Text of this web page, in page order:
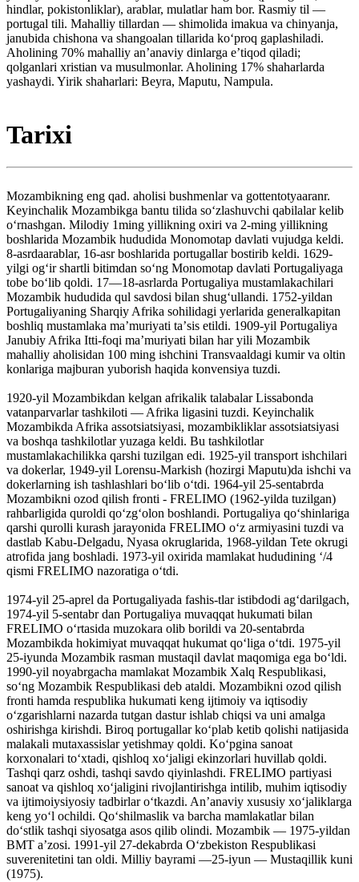
hindlar, pokistonliklar), arablar, mulatlar ham bor. Rasmiy til —
portugal tili. Mahalliy tillardan — shimolida imakua va chinyanja,
janubida chishona va shangoalan tillarida koʻproq gaplashiladi.
Aholining 70% mahalliy anʼanaviy dinlarga eʼtiqod qiladi;
qolganlari xristian va musulmonlar. Aholining 17% shaharlarda
yashaydi. Yirik shaharlari: Beyra, Maputu, Nampula.
Tarixi
Mozambikning eng qad. aholisi bushmenlar va gottentotyaaranr.
Keyinchalik Mozambikga bantu tilida soʻzlashuvchi qabilalar kelib
oʻrnashgan. Milodiy 1ming yillikning oxiri va 2-ming yillikning
boshlarida Mozambik hududida Monomotap davlati vujudga keldi.
8-asrdaarablar, 16-asr boshlarida portugallar bostirib keldi. 1629-
yilgi ogʻir shartli bitimdan soʻng Monomotap davlati Portugaliyaga
tobe boʻlib qoldi. 17—18-asrlarda Portugaliya mustamlakachilari
Mozambik hududida qul savdosi bilan shugʻullandi. 1752-yildan
Portugaliyaning Sharqiy Afrika sohilidagi yerlarida generalkapitan
boshliq mustamlaka maʼmuriyati taʼsis etildi. 1909-yil Portugaliya
Janubiy Afrika Itti-foqi maʼmuriyati bilan har yili Mozambik
mahalliy aholisidan 100 ming ishchini Transvaaldagi kumir va oltin
konlariga majburan yuborish haqida konvensiya tuzdi.
1920-yil Mozambikdan kelgan afrikalik talabalar Lissabonda
vatanparvarlar tashkiloti — Afrika ligasini tuzdi. Keyinchalik
Mozambikda Afrika assotsiatsiyasi, mozambikliklar assotsiatsiyasi
va boshqa tashkilotlar yuzaga keldi. Bu tashkilotlar
mustamlakachilikka qarshi tuzilgan edi. 1925-yil transport ishchilari
va dokerlar, 1949-yil Lorensu-Markish (hozirgi Maputu)da ishchi va
dokerlarning ish tashlashlari boʻlib oʻtdi. 1964-yil 25-sentabrda
Mozambikni ozod qilish fronti - FRELIMO (1962-yilda tuzilgan)
rahbarligida quroldi qoʻzgʻolon boshlandi. Portugaliya qoʻshinlariga
qarshi qurolli kurash jarayonida FRELIMO oʻz armiyasini tuzdi va
dastlab Kabu-Delgadu, Nyasa okruglarida, 1968-yildan Tete okrugi
atrofida jang boshladi. 1973-yil oxirida mamlakat hududining ʻ/4
qismi FRELIMO nazoratiga oʻtdi.
1974-yil 25-aprel da Portugaliyada fashis-tlar istibdodi agʻdarilgach,
1974-yil 5-sentabr dan Portugaliya muvaqqat hukumati bilan
FRELIMO oʻrtasida muzokara olib borildi va 20-sentabrda
Mozambikda hokimiyat muvaqqat hukumat qoʻliga oʻtdi. 1975-yil
25-iyunda Mozambik rasman mustaqil davlat maqomiga ega boʻldi.
1990-yil noyabrgacha mamlakat Mozambik Xalq Respublikasi,
soʻng Mozambik Respublikasi deb ataldi. Mozambikni ozod qilish
fronti hamda respublika hukumati keng ijtimoiy va iqtisodiy
oʻzgarishlarni nazarda tutgan dastur ishlab chiqsi va uni amalga
oshirishga kirishdi. Biroq portugallar koʻplab ketib qolishi natijasida
malakali mutaxassislar yetishmay qoldi. Koʻpgina sanoat
korxonalari toʻxtadi, qishloq xoʻjaligi ekinzorlari huvillab qoldi.
Tashqi qarz oshdi, tashqi savdo qiyinlashdi. FRELIMO partiyasi
sanoat va qishloq xoʻjaligini rivojlantirishga intilib, muhim iqtisodiy
va ijtimoiysiyosiy tadbirlar oʻtkazdi. Anʼanaviy xususiy xoʻjaliklarga
keng yoʻl ochildi. Qoʻshilmaslik va barcha mamlakatlar bilan
doʻstlik tashqi siyosatga asos qilib olindi. Mozambik — 1975-yildan
BMT aʼzosi. 1991-yil 27-dekabrda Oʻzbekiston Respublikasi
suverenitetini tan oldi. Milliy bayrami —25-iyun — Mustaqillik kuni
(1975).